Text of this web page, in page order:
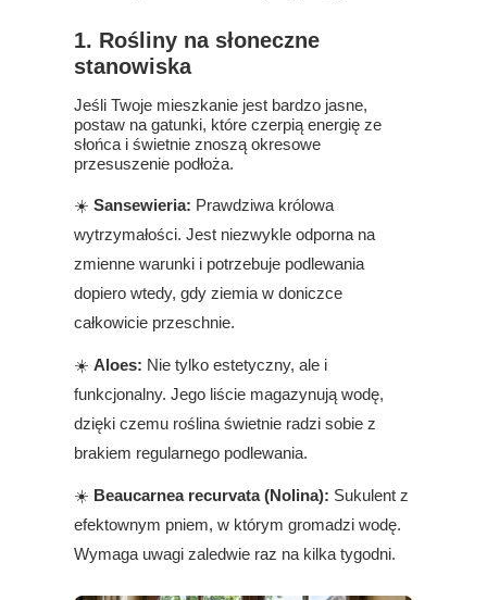
1. Rośliny na słoneczne
stanowiska
Jeśli Twoje mieszkanie jest bardzo jasne,
postaw na gatunki, które czerpią energię ze
słońca i świetnie znoszą okresowe
przesuszenie podłoża.
☀️ Sansewieria: Prawdziwa królowa
wytrzymałości. Jest niezwykle odporna na
zmienne warunki i potrzebuje podlewania
dopiero wtedy, gdy ziemia w doniczce
całkowicie przeschnie.
☀️ Aloes: Nie tylko estetyczny, ale i
funkcjonalny. Jego liście magazynują wodę,
dzięki czemu roślina świetnie radzi sobie z
brakiem regularnego podlewania.
☀️ Beaucarnea recurvata (Nolina): Sukulent z
efektownym pniem, w którym gromadzi wodę.
Wymaga uwagi zaledwie raz na kilka tygodni.